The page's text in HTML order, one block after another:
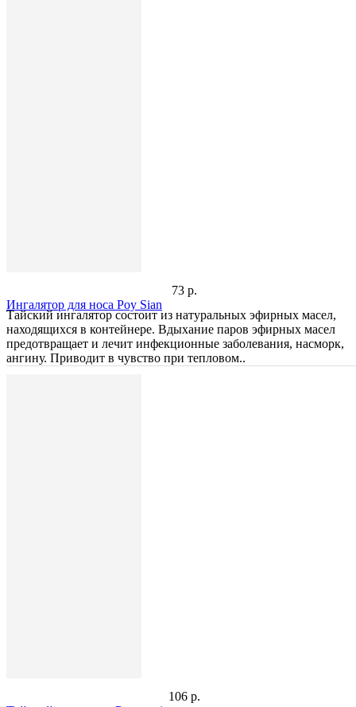
73 р.
Ингалятор для носа Poy Sian
Тайский ингалятор состоит из натуральных эфирных масел,
находящихся в контейнере. Вдыхание паров эфирных масел
предотвращает и лечит инфекционные заболевания, насморк,
ангину. Приводит в чувство при тепловом..
106 р.